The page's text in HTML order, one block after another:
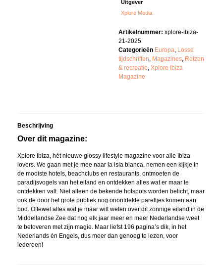
Uitgever
Xplore Media
Artikelnummer: xplore-ibiza-
21-2025
Categorieën Europa, Losse
tijdschriften, Magazines, Reizen
& recreatie, Xplore Ibiza
Magazine
Beschrijving
Over dit magazine:
Xplore Ibiza, hét nieuwe glossy lifestyle magazine voor alle Ibiza-
lovers. We gaan met je mee naar la isla blanca, nemen een kijkje in
de mooiste hotels, beachclubs en restaurants, ontmoeten de
paradijsvogels van het eiland en ontdekken alles wat er maar te
ontdekken valt. Niet alleen de bekende hotspots worden belicht, maar
ook de door het grote publiek nog onontdekte pareltjes komen aan
bod. Oftewel alles wat je maar wilt weten over dit zonnige eiland in de
Middellandse Zee dat nog elk jaar meer en meer Nederlandse weet
te betoveren met zijn magie. Maar liefst 196 pagina’s dik, in het
Nederlands én Engels, dus meer dan genoeg te lezen, voor
iedereen!